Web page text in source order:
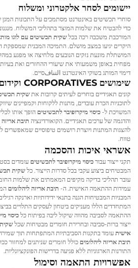
יישומים לסחר אלקטרוני ומשלוח
סוחרי תכשיטים באינטרנט מסתמכים על התכונות
כדי להבטיח את שלמות המוצר בתהליכי המשלוח.
המורכבת משכבה רכה בכלשקית תכשיטים עם לוגו
היקרים יגיעו במצב מושלם. התמיכה המבנית שמספקת
המושתלת מונעת נזקים הנובעים מלחיצה או מפגע
מפחית באופן משמעותי את שיעורי ההחזרים ואת
דימוי המותג בשוקי האינטרנט التنافסיים.
שימושים CORPORATIVES וקידום
קונים תאגידיים בוחרים לעיתים קרובות את שקית
לתוכניות הכרת עובדים, מתנות ללקוחות וקמפיינים
המשויכת ל-כיסוי מיקרופיבר לתכשיטים הופך אותו
והדגמה של ערכים תאגידיים. הקואורדינציה תיבת אריזה
להצגות המתנות ויוצרת רושמים טיפוסיים שמאפשרים
טווח.
אשראי איכות והסכמה
תקני ייצור עבורכיסוי מיקרופיבר לתכשיטים עומדים
המבטיחים ביצוע עקבי בכל סדרות הייצור. כלשקית
עובר תהליכי בדיקה מקיפים המאמתים את שלמות
עמידות ההתאמה האישית. ה- תיבת אריזה ליהלומים
המבניות המבטיחות הגנה בתנאי ידידותיות וארנקה
המתחדדים הללו מעניקים ביטחון לעסקים התלויים
ההתאמה לסביבה מהווה שיקול ליבה בפיתוח כלכיסוי
ייצור ברות-סביבה ובחרירת חומרים מבטיחות שכל
אישיתעומד בתקנות הסביבתיות המתפתחות תוך שמירה
תיבת אריזה ליהלומים כולל חומרים שניתנים למחזור
התורנות הארגוניות ללא פגיעה בדרישות הפונקציונליות.
אפשרויות התאמה וסימול